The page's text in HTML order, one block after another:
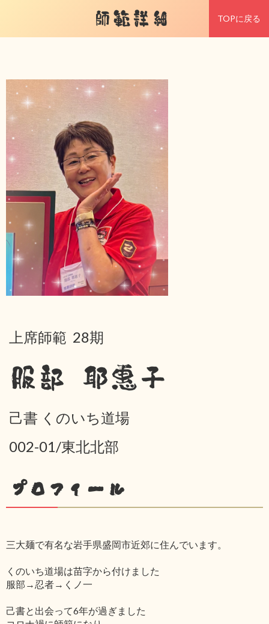
師範詳細 TOPに戻る
上席師範 28期
服部 耶惠子
己書 くのいち道場
002-01/東北北部
プロフィール
三大麺で有名な岩手県盛岡市近郊に住んでいます。
くのいち道場は苗字から付けました
服部→忍者→くノ一
己書と出会って6年が過ぎました